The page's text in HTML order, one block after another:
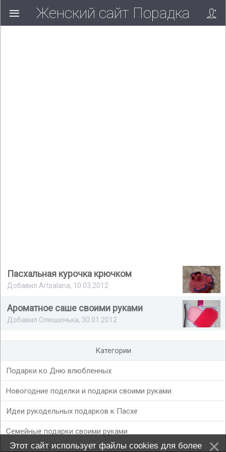
Женский сайт Порадка
Пасхальная курочка крючком
Добавил Artsalana, 10.03.2012
Ароматное саше своими руками
Добавил Олюшенька, 30.01.2012
Категории
Подарки ко Дню влюбленных
Новогодние поделки и подарки своими руками
Идеи рукодельных подарков к Пасхе
Семейные подарки своими руками
Этот сайт использует файлы cookies для более